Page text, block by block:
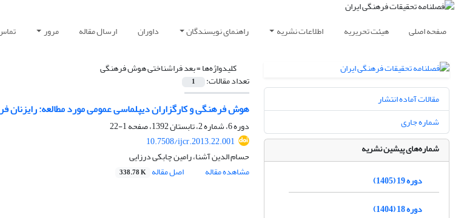
صفحه اصلی هیئت تحریریه اطلاعات نشریه راهنمای نویسندگان داوران ارسال مقاله مرور
کلیدواژه‌ها =بعد فراشناختی هوش فرهنگی
تعداد مقالات: 1
هوش فرهنگی و کارگزاران دیپلماسی عمومی مورد مطالعه: رایزنان
دوره 6، شماره 2، تابستان 1392، صفحه
1-22
10.7508/ijcr.2013.22.001
حسام الدین آشنا، رامین چابکی درزایی
مشاهده مقاله
اصل مقاله 338.78 K
مقالات آماده انتشار
شماره جاری
شماره‌های پیشین نشریه
دوره 19 (1405)
دوره 18 (1404)